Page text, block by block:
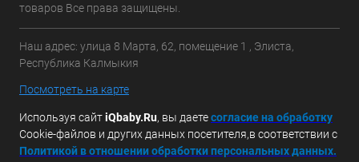
товаров Все права защищены.
Наш адрес: улица 8 Марта, 62, помещение 1 , Элиста,
Республика Калмыкия
Посмотреть на карте
Используя сайтiQbaby.Ru, вы даетесогласие на обработку
Cookie-файлов и других данных посетителя,в соответствии с
Политикой в отношении обработки персональных данных.